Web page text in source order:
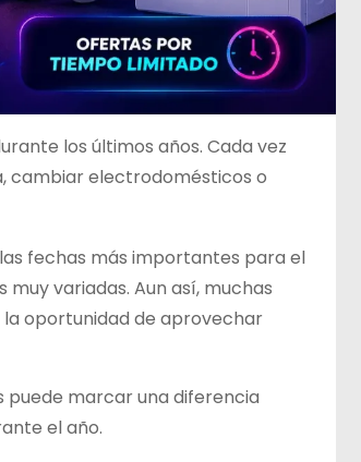
los últimos años. Cada vez
cambiar electrodomésticos o
fechas más importantes para el
variadas. Aun así, muchas
oportunidad de aprovechar
marcar una diferencia
el año.